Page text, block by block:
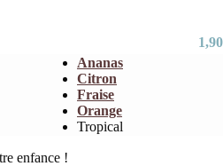
1,90
enfance !
Ananas
Citron
Fraise
Orange
Tropical